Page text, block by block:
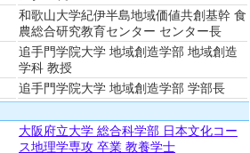
和歌山大学紀伊半島地域価値共創基幹 食
農総合研究教育センター センター長
追手門学院大学 地域創造学部 地域創造
学科 教授
追手門学院大学 地域創造学部 学部長
大阪府立大学 総合科学部 日本文化コー
ス地理学専攻 卒業 教養学士